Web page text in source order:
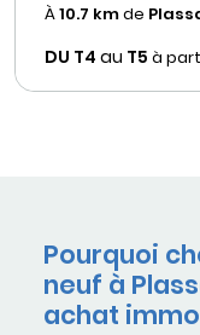
À10.7 kmde
DU T4 au T5 à
Pourquoi
neuf à
achat